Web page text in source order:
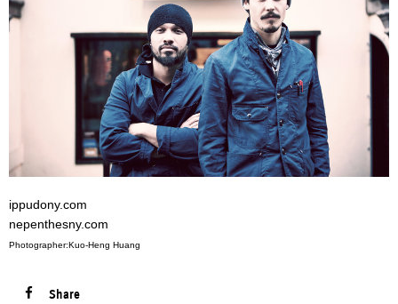
ippudony.com
nepenthesny.com
Photographer:Kuo-Heng Huang
Share